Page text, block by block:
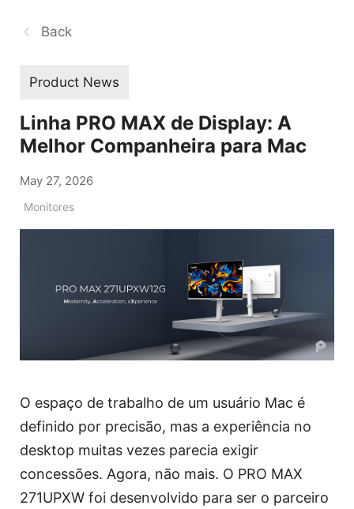
Back
Product News
Linha PRO MAX de Display: A
Melhor Companheira para Mac
May 27, 2026
Monitores
O espaço de trabalho de um usuário Mac é
definido por precisão, mas a experiência no
desktop muitas vezes parecia exigir
concessões. Agora, não mais. O PRO MAX
271UPXW foi desenvolvido para ser o parceiro